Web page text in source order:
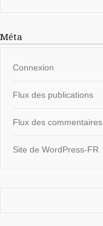
Méta
Connexion
Flux des publications
Flux des commentaires
Site de WordPress-FR